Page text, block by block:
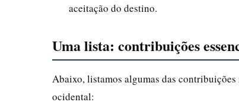
aceitação do destino.
Uma lista: contribuições
Abaixo, listamos algumas das
ocidental: